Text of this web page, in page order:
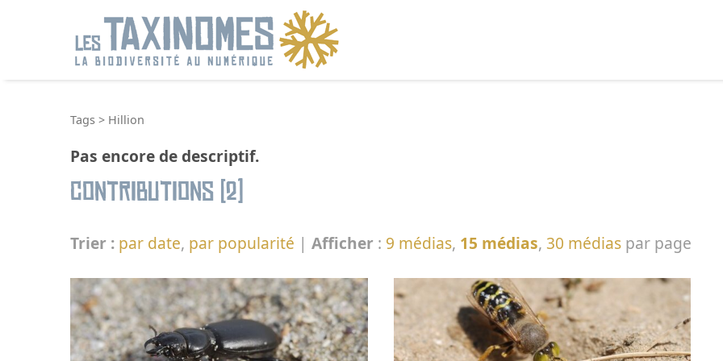
Tags > Hillion
Pas encore de descriptif.
Contributions (2)
Trier : par date, par popularité | Afficher : 9 médias, 15 médias, 30 médias par page